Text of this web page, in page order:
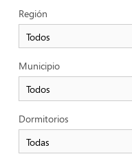
Región
Municipio
Dormitorios